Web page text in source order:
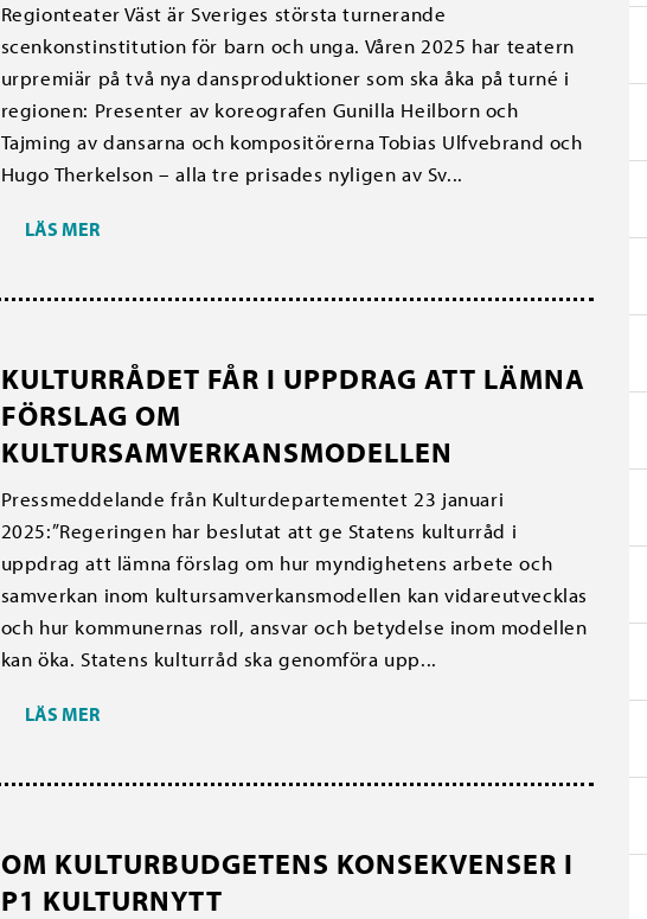
Regionteater Väst är Sveriges största turnerande
scenkonstinstitution för barn och unga. Våren 2025 har teatern
urpremiär på två nya dansproduktioner som ska åka på turné i
regionen: Presenter av koreografen Gunilla Heilborn och
Tajming av dansarna och kompositörerna Tobias Ulfvebrand och
Hugo Therkelson – alla tre prisades nyligen av Sv...
LÄS MER
KULTURRÅDET FÅR I UPPDRAG ATT LÄMNA
FÖRSLAG OM
KULTURSAMVERKANSMODELLEN
Pressmeddelande från Kulturdepartementet 23 januari
2025:”Regeringen har beslutat att ge Statens kulturråd i
uppdrag att lämna förslag om hur myndighetens arbete och
samverkan inom kultursamverkansmodellen kan vidareutvecklas
och hur kommunernas roll, ansvar och betydelse inom modellen
kan öka. Statens kulturråd ska genomföra upp...
LÄS MER
OM KULTURBUDGETENS KONSEKVENSER I
P1 KULTURNYTT